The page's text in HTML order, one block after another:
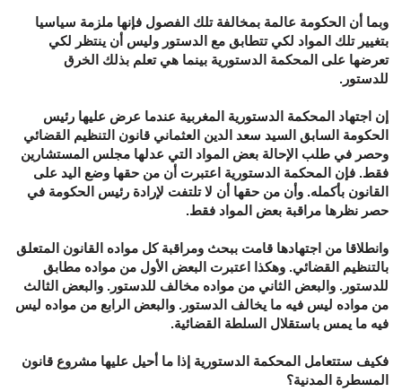
وبما أن الحكومة عالمة بمخالفة تلك الفصول فإنها ملزمة سياسيا
بتغيير تلك المواد لكي تتطابق مع الدستور وليس أن ينتظر لكي
تعرضها على المحكمة الدستورية بينما هي تعلم بذلك الخرق
للدستور.
إن اجتهاد المحكمة الدستورية المغربية عندما عرض عليها رئيس
الحكومة السابق السيد سعد الدين العثماني قانون التنظيم القضائي
وحصر في طلب الإحالة بعض المواد التي عدلها مجلس المستشارين
فقط. فإن المحكمة الدستورية اعتبرت أن من حقها وضع اليد على
القانون بأكمله. وأن من حقها أن لا تلتفت لإرادة رئيس الحكومة في
حصر نظرها مراقبة بعض المواد فقط.
وانطلاقا من اجتهادها قامت ببحث ومراقبة كل مواده القانون المتعلق
بالتنظيم القضائي. وهكذا اعتبرت البعض الأول من مواده مطابق
للدستور. والبعض الثاني من مواده مخالف للدستور. والبعض الثالث
من مواده ليس فيه ما يخالف الدستور. والبعض الرابع من مواده ليس
فيه ما يمس باستقلال السلطة القضائية.
فكيف ستتعامل المحكمة الدستورية إذا ما أحيل عليها مشروع قانون
المسطرة المدنية؟